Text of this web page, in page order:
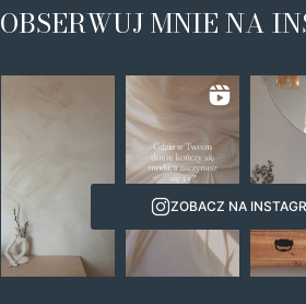
OBSERWUJ MNIE NA
ZOBACZ NA